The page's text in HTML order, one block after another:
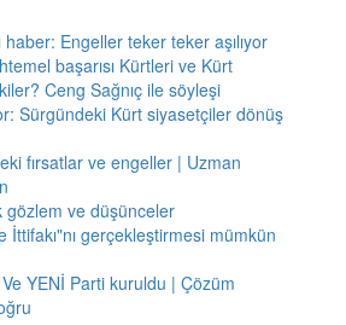
haber: Engeller teker teker aşılıyor
başarısı Kürtleri ve Kürt
Ceng Sağnıç ile söyleşi
Sürgündeki Kürt siyasetçiler dönüş
fırsatlar ve engeller | Uzman
gözlem ve düşünceler
İttifakı"nı gerçekleştirmesi mümkün
YENİ Parti kuruldu | Çözüm